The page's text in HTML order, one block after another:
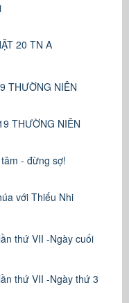
20 TN A
THƯỜNG NIÊN
THƯỜNG NIÊN
- đừng sợ!
với Thiếu Nhi
thứ VII -Ngày cuối
thứ VII -Ngày thứ 3